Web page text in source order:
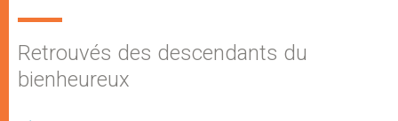
Retrouvés des descendants du
bienheureux